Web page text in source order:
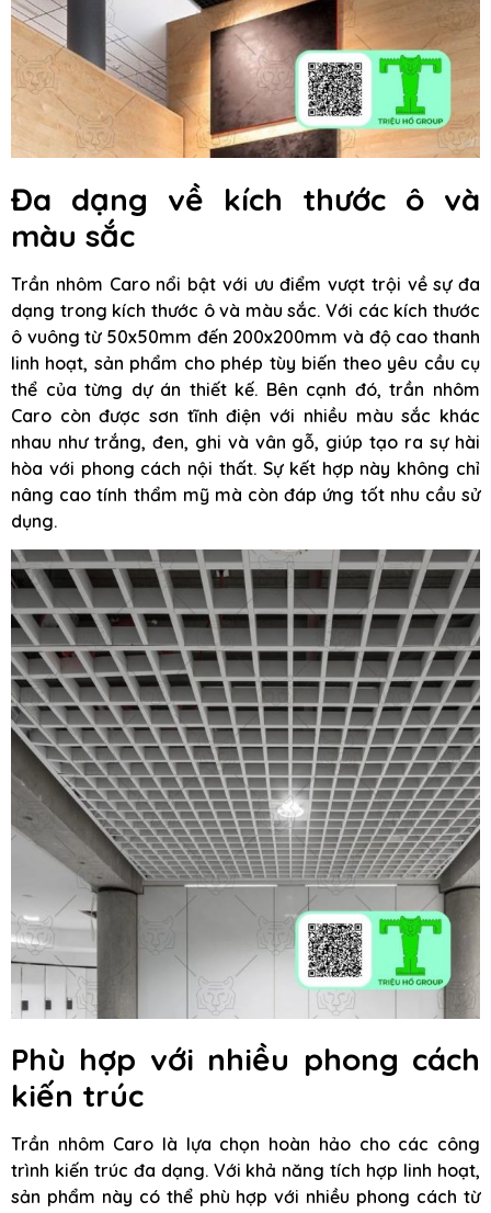
Đa dạng về kích thước ô và
màu sắc
Trần nhôm Caro nổi bật với ưu điểm vượt trội về sự đa
dạng trong kích thước ô và màu sắc. Với các kích thước
ô vuông từ 50x50mm đến 200x200mm và độ cao thanh
linh hoạt, sản phẩm cho phép tùy biến theo yêu cầu cụ
thể của từng dự án thiết kế. Bên cạnh đó, trần nhôm
Caro còn được sơn tĩnh điện với nhiều màu sắc khác
nhau như trắng, đen, ghi và vân gỗ, giúp tạo ra sự hài
hòa với phong cách nội thất. Sự kết hợp này không chỉ
nâng cao tính thẩm mỹ mà còn đáp ứng tốt nhu cầu sử
dụng.
Phù hợp với nhiều phong cách
kiến trúc
Trần nhôm Caro là lựa chọn hoàn hảo cho các công
trình kiến trúc đa dạng. Với khả năng tích hợp linh hoạt,
sản phẩm này có thể phù hợp với nhiều phong cách từ